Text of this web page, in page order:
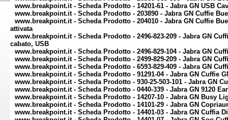
www.breakpoint.it - Scheda Prodotto - 14201-61 - Jabra GN USB
www.breakpoint.it - Scheda Prodotto - 203890 - Jabra GN Cuffie
www.breakpoint.it - Scheda Prodotto - 204010 - Jabra GN Cuffie
attivata
www.breakpoint.it - Scheda Prodotto - 2496-823-209 - Jabra GN
cabato, USB
www.breakpoint.it - Scheda Prodotto - 2496-829-104 - Jabra GN
www.breakpoint.it - Scheda Prodotto - 2499-829-209 - Jabra GN
www.breakpoint.it - Scheda Prodotto - 6593-829-409 - Jabra GN
www.breakpoint.it - Scheda Prodotto - 91291-04 - Jabra GN Cuffie
www.breakpoint.it - Scheda Prodotto - 930-25-503-101 - Jabra GN
www.breakpoint.it - Scheda Prodotto - 0440-339 - Jabra GN 9120
www.breakpoint.it - Scheda Prodotto - 14207-10 - Jabra GN Busy
www.breakpoint.it - Scheda Prodotto - 14101-29 - Jabra GN
www.breakpoint.it - Scheda Prodotto - 14401-03 - Jabra GN Cuffia